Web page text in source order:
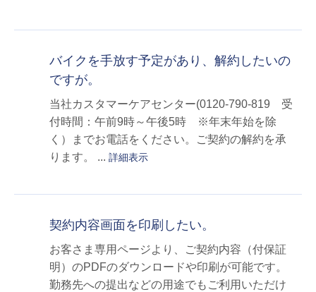
バイクを手放す予定があり、解約したいの
ですが。
当社カスタマーケアセンター(0120-790-819 受
付時間：午前9時～午後5時 ※年末年始を除
く）までお電話をください。ご契約の解約を承
ります。 ... 詳細表示
契約内容画面を印刷したい。
お客さま専用ページより、ご契約内容（付保証
明）のPDFのダウンロードや印刷が可能です。
勤務先への提出などの用途でもご利用いただけ